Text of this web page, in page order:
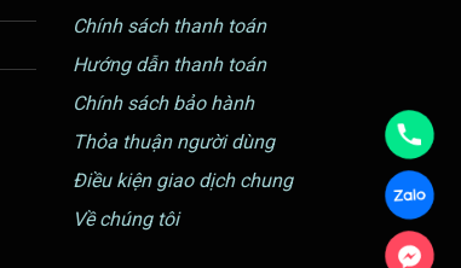
Chính sách thanh toán
Hướng dẫn thanh toán
Chính sách bảo hành
Thỏa thuận người dùng
Điều kiện giao dịch chung
Về chúng tôi